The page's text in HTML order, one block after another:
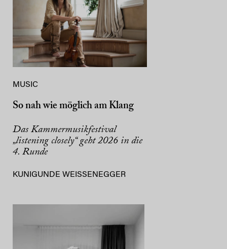
MUSIC
So nah wie möglich am Klang
Das Kammermusikfestival
„listening closely“ geht 2026 in die
4. Runde
KUNIGUNDE WEISSENEGGER